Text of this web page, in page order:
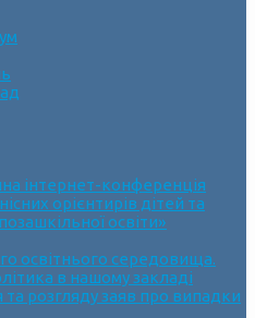
інтернет-конференція
орієнтирів дітей та
освіти»
освітнього середовища.
в нашому закладі
розгляду заяв про випадки